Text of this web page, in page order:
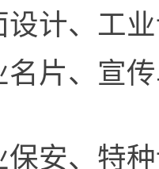
计、工
片、宣
安、特